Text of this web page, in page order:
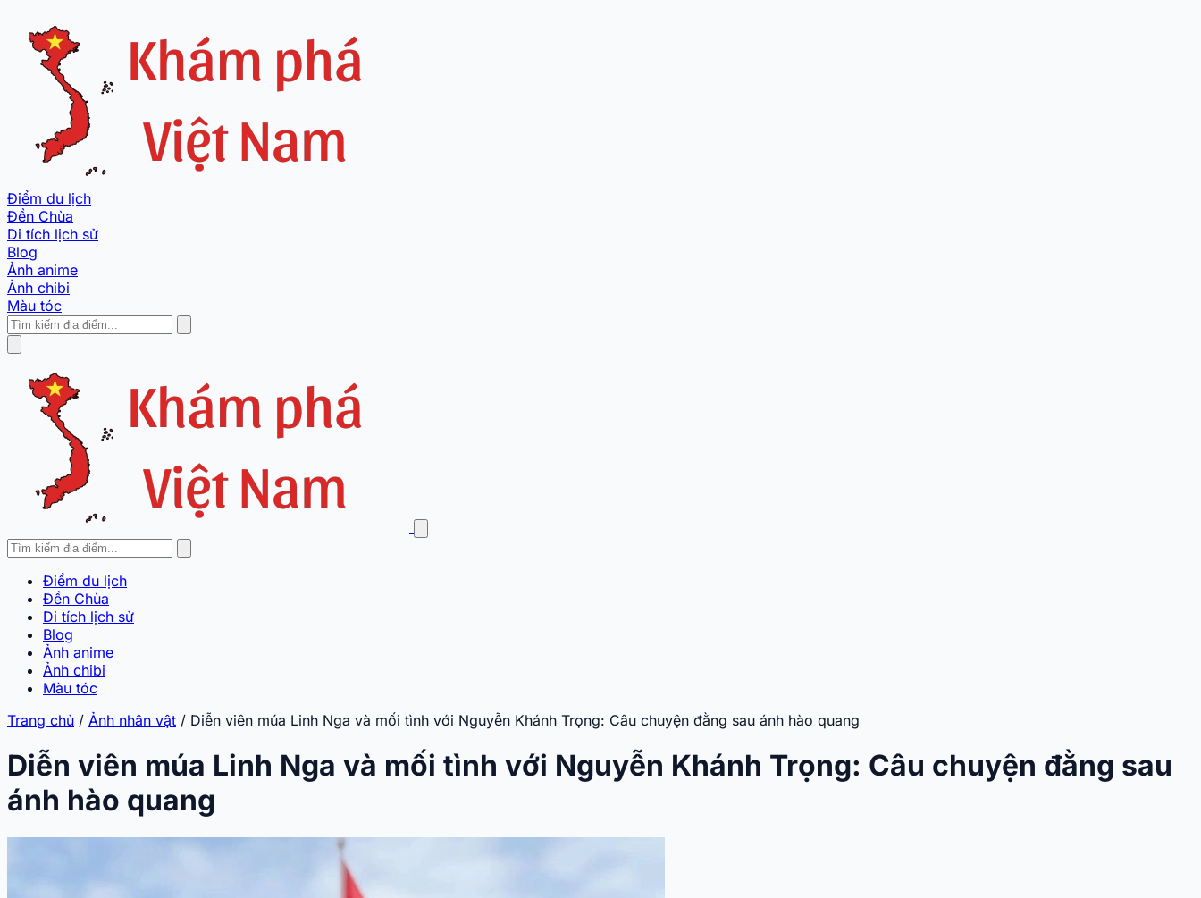
Điểm du lịch
Đền Chùa
Di tích lịch sử
Blog
Ảnh anime
Ảnh chibi
Màu tóc
Điểm du lịch
Đền Chùa
Di tích lịch sử
Blog
Ảnh anime
Ảnh chibi
Màu tóc
Trang chủ / Ảnh nhân vật / Diễn viên múa Linh Nga và mối tình với Nguyễn Khánh Trọng: Câu chuyện đằng sau ánh hào quang
Diễn viên múa Linh Nga và mối tình với Nguyễn Khánh Trọng: Câu chuyện đằng sau
ánh hào quang